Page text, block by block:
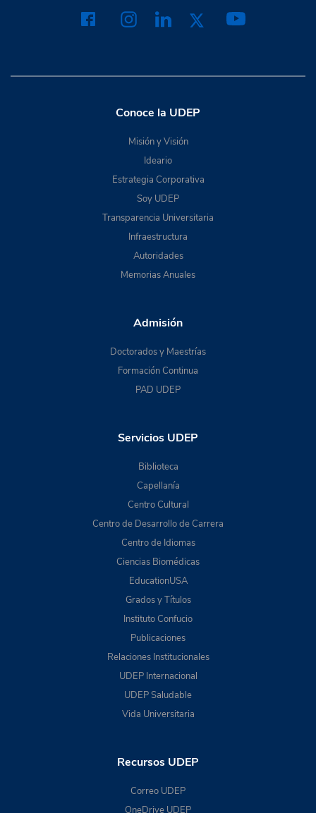
Conoce la UDEP
Misión y Visión
Ideario
Estrategia Corporativa
Soy UDEP
Transparencia Universitaria
Infraestructura
Autoridades
Memorias Anuales
Admisión
Doctorados y Maestrías
Formación Continua
PAD UDEP
Servicios UDEP
Biblioteca
Capellanía
Centro Cultural
Centro de Desarrollo de Carrera
Centro de Idiomas
Ciencias Biomédicas
EducationUSA
Grados y Títulos
Instituto Confucio
Publicaciones
Relaciones Institucionales
UDEP Internacional
UDEP Saludable
Vida Universitaria
Recursos UDEP
Correo UDEP
OneDrive UDEP